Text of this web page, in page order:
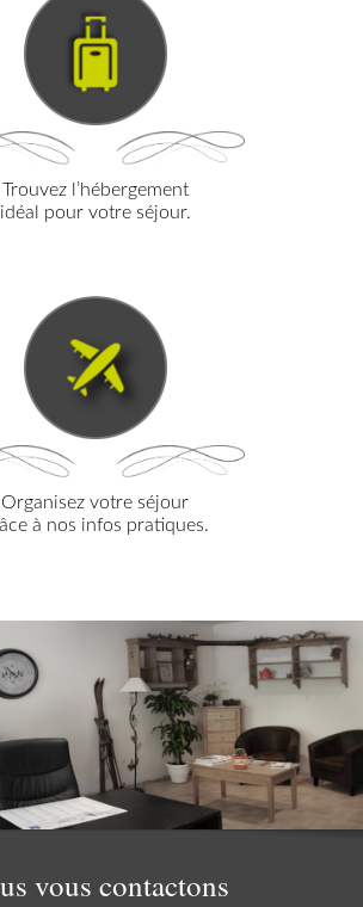
LOCATION
Trouvez l’hébergement
idéal pour votre séjour.
VOTRE
SÉJOUR
Organisez votre séjour
à nos infos pratiques.
vous contactons